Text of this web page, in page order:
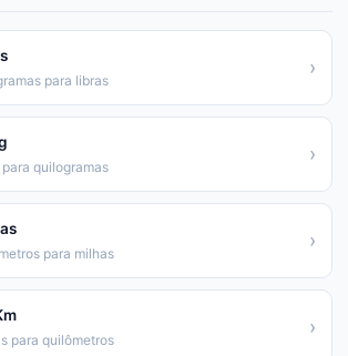
para libras
›
quilogramas
›
para milhas
›
para quilômetros
›